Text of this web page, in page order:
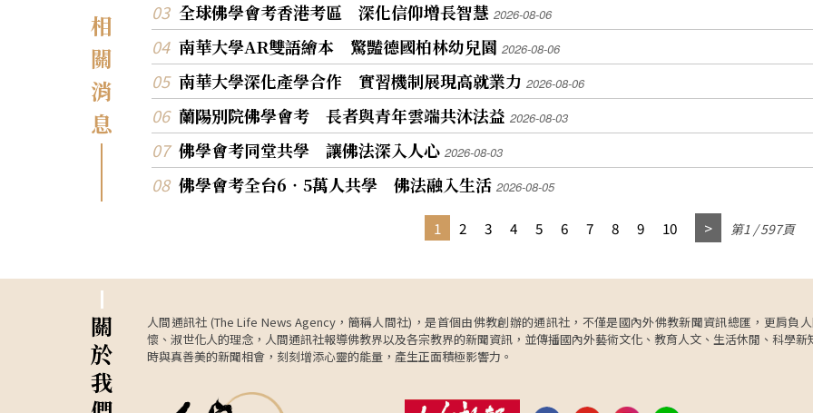
相
關
消
息
全球佛學會考香港考區 深化信仰增長智慧 2026-08-06
南華大學AR雙語繪本 驚豔德國柏林幼兒園 2026-08-06
南華大學深化產學合作 實習機制展現高就業力 2026-08-06
蘭陽別院佛學會考 長者與青年雲端共沐法益 2026-08-03
佛學會考同堂共學 讓佛法深入人心 2026-08-03
佛學會考全台6‧5萬人共學 佛法融入生活 2026-08-05
1 2 3 4 5 6 7 8 9 10 第1 / 597頁
關
於
我
人間通訊社 (The Life News Agency，簡稱人間社)，是首個由佛教創辦的通訊社，不僅是國內外佛教新聞資訊總匯，更肩負
懷、淑世化人的理念，人間通訊社報導佛教界以及各宗教界的新聞資訊，並傳播國內外藝術文化、教育人文、生活休閒、科學
時與真善美的新聞相會，刻刻增添心靈的能量，產生正面積極影響力。